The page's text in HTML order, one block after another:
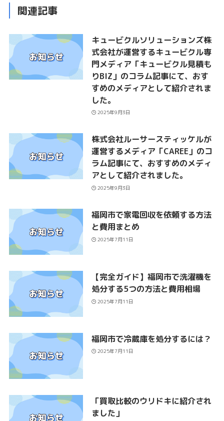
関連記事
キュービクルソリューションズ株
式会社が運営するキュービクル専
門メディア「キュービクル見積も
りBIZ」のコラム記事にて、おす
すめのメディアとして紹介されま
した。
2025年9月3日
株式会社ルーサースティッケルが
運営するメディア「CAREE」のコ
ラム記事にて、おすすめのメディ
アとして紹介されました。
2025年9月3日
福岡市で家電回収を依頼する方法
と費用まとめ
2025年7月11日
【完全ガイド】福岡市で洗濯機を
処分する5つの方法と費用相場
2025年7月11日
福岡市で冷蔵庫を処分するには？
2025年7月11日
「買取比較のウリドキに紹介され
ました」